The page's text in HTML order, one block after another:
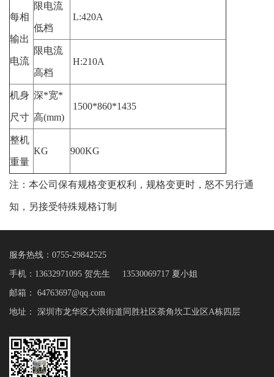
每相
输出
电流
限电流
低档
L:420A
限电流
高档
H:210A
机身
尺寸
深*宽*
高(mm)
1500*860*1435
整机
重量
KG 900KG
注：本公司保有规格变更权利，规格变更时，怒不另行通
知，另接受特殊规格订制
服务热线： 0755-29842525
手机：13632971095 贺先生 13530069717 夏小姐
邮箱： 64763697@qq.com
地址： 深圳市龙华区大浪街道同胜社区荼角坎工业区A栋四层